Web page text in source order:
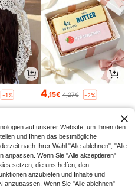
-1% 4 ,15€ 4,27€ -2%
auf unserer Website, um Ihnen den
und Ihnen das bestmögliche
nach Ihrer Wahl "Alle ablehnen", "Alle
anpassen. Wenn Sie "Alle akzeptieren"
setzen, die uns helfen, den
anzubieten und Inhalte und
anzupassen. Wenn Sie "Alle ablehnen"